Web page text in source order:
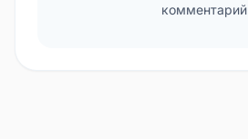
комментарий